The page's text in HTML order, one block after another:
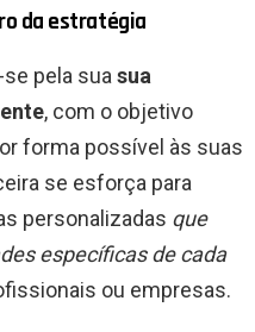
da estratégia
pela suasua
, com o objetivo
forma possível às suas
se esforça para
personalizadas que
específicas de cada
ou empresas.